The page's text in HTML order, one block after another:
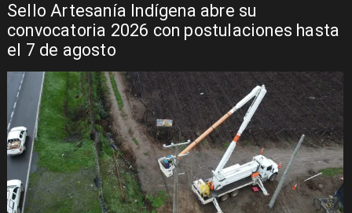
Sello Artesanía Indígena abre su
convocatoria 2026 con postulaciones hasta
el 7 de agosto